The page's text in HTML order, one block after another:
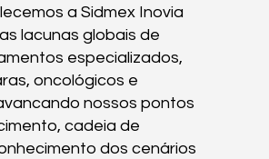
a Sidmex Inovia
lacunas globais de
especializados,
oncológicos e
nossos pontos
cadeia de
dos cenários